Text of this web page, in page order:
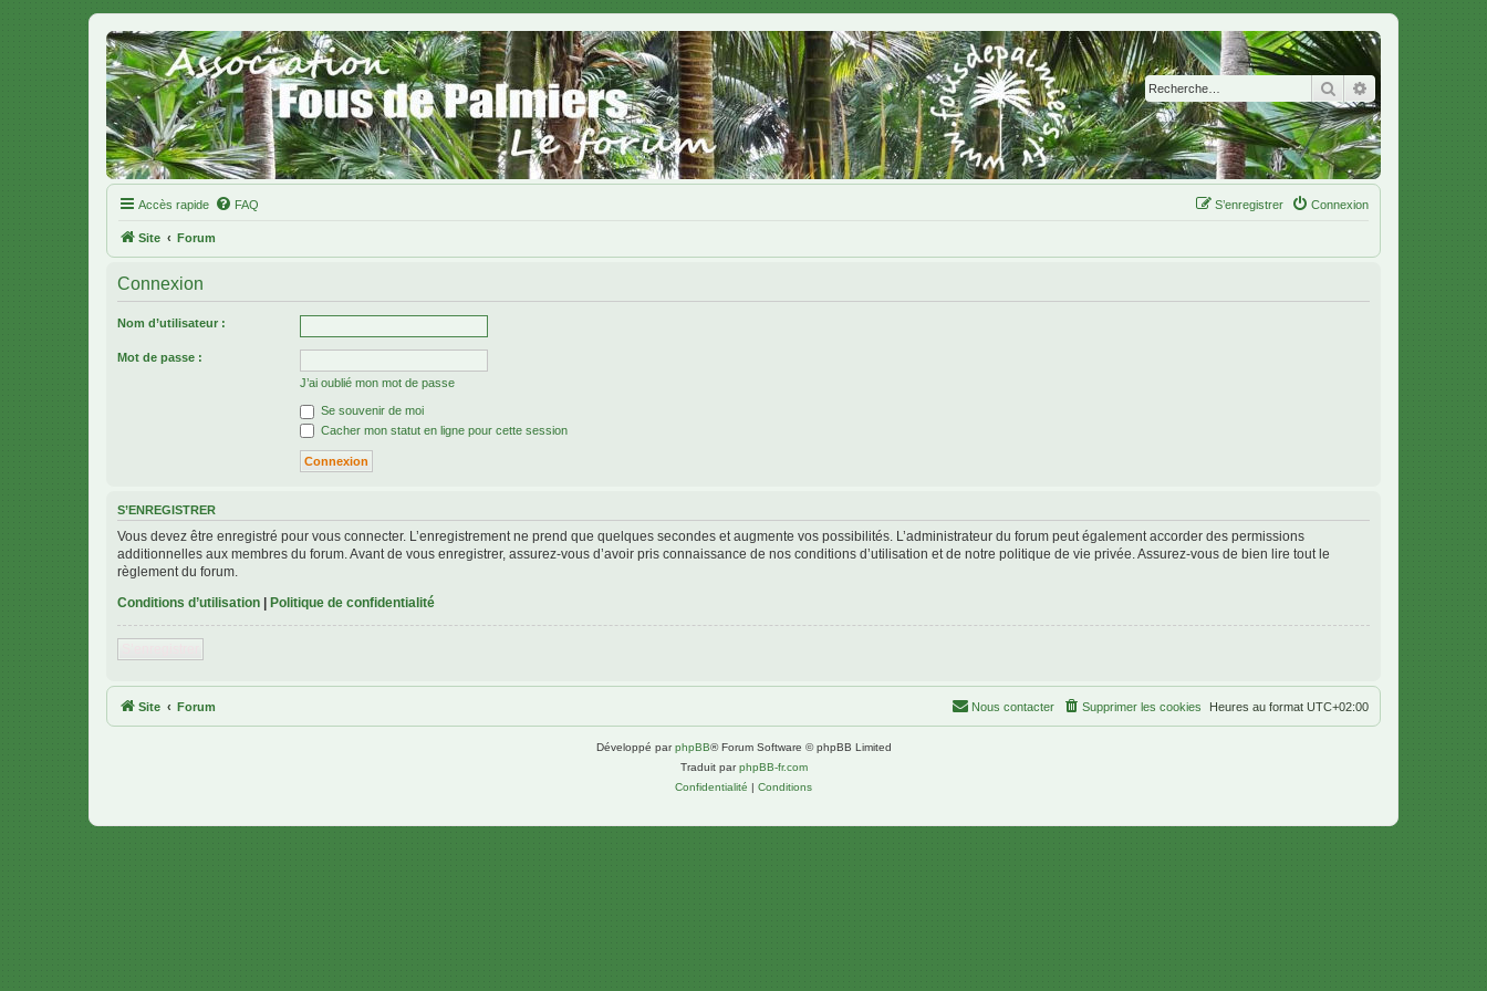
Rechercher
Accès rapide FAQ Connexion
S’enregistrer
Site Forum
Connexion
Nom d’utilisateur :
Mot de passe :
J’ai oublié mon mot de passe
Se souvenir de moi
Cacher mon statut en ligne pour cette session
S’ENREGISTRER
Vous devez être enregistré pour vous connecter. L’enregistrement ne prend que quelques secondes et augmente vos possibilités. L’administrateur du forum peut également accorder des permissions
additionnelles aux membres du forum. Avant de vous enregistrer, assurez-vous d’avoir pris connaissance de nos conditions d’utilisation et de notre politique de vie privée. Assurez-vous de bien lire tout le
règlement du forum.
Conditions d’utilisation | Politique de confidentialité
Site Forum Heures au format UTC+02:00
Supprimer les cookies
Nous contacter
Développé parphpBB® Forum Software © phpBB Limited
Traduit parphpBB-fr.com
Confidentialité | Conditions